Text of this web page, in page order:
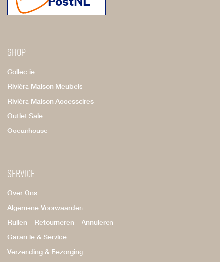
Shop
Collectie
Rivièra Maison Meubels
Rivièra Maison Accessoires
Outlet Sale
Oceanhouse
Service
Over Ons
Algemene Voorwaarden
Ruilen – Retourneren – Annuleren
Garantie & Service
Verzending & Bezorging